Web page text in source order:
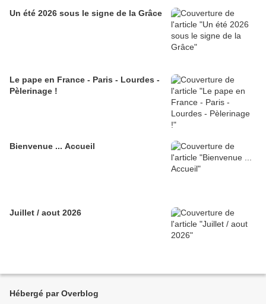
Un été 2026 sous le signe de la Grâce
Le pape en France - Paris - Lourdes -
Pèlerinage !
Bienvenue ... Accueil
Juillet / aout 2026
Hébergé par Overblog